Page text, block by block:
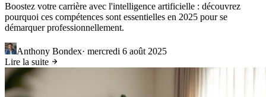
Boostez votre carrière avec l'intelligence artificielle : découvrez
pourquoi ces compétences sont essentielles en 2025 pour se
démarquer professionnellement.
Anthony Bondex· mercredi 6 août 2025
Lire la suite